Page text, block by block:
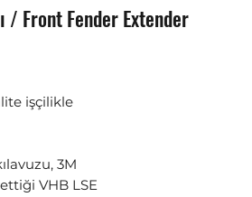
/ Front Fender Extender
işçilikle
3M
VHB LSE